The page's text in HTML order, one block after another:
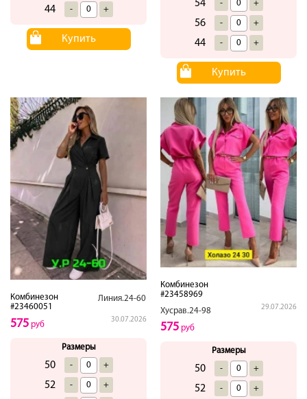
44 - +
Купить
54 - +
56 - +
44 - +
Купить
Комбинезон
#23460051
Линия.24-60
30.07.2026
575 руб
Размеры
50 - +
52 - +
Комбинезон
#23458969
Хусрав.24-98
29.07.2026
575 руб
Размеры
50 - +
52 - +